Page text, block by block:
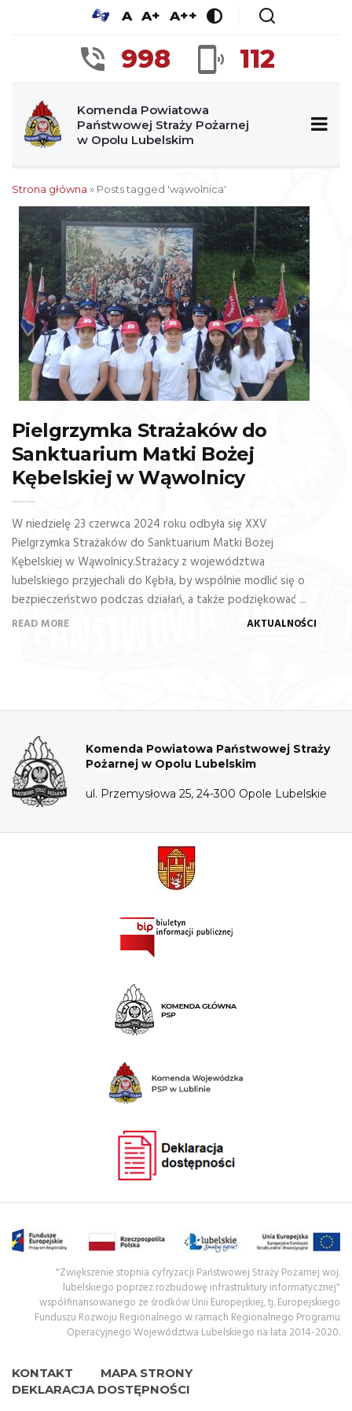
A A+ A++
998 112
Komenda Powiatowa
Państwowej Straży Pożarnej
w Opolu Lubelskim
Strona główna » Posts tagged 'wąwolnica'
Pielgrzymka Strażaków do
Sanktuarium Matki Bożej
Kębelskiej w Wąwolnicy
W niedzielę 23 czerwca 2024 roku odbyła się XXV
Pielgrzymka Strażaków do Sanktuarium Matki Bożej
Kębelskiej w Wąwolnicy.Strażacy z województwa
lubelskiego przyjechali do Kębła, by wspólnie modlić się o
bezpieczeństwo podczas działań, a także podziękować ...
READ MORE AKTUALNOŚCI
Komenda Powiatowa Państwowej Straży
Pożarnej w Opolu Lubelskim
ul. Przemysłowa 25, 24-300 Opole Lubelskie
KONTAKT
MAPA STRONY
DEKLARACJA DOSTĘPNOŚCI
"Zwiększenie stopnia cyfryzacji Państwowej Straży Pożarnej woj.
lubelskiego poprzez rozbudowę infrastruktury informatycznej"
współfinansowanego ze środków Unii Europejskiej, tj. Europejskiego
Funduszu Rozwoju Regionalnego w ramach Regionalnego Programu
Operacyjnego Województwa Lubelskiego na lata 2014-2020.